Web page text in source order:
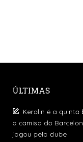
ÚLTIMAS
Kerolin é a quinta
a camisa do
jogou pelo clube